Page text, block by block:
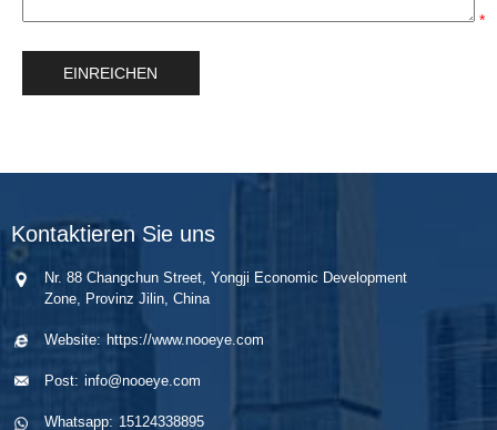
*
Kontaktieren Sie uns
Nr. 88 Changchun Street, Yongji Economic Development
Zone, Provinz Jilin, China
Website: https://www.nooeye.com
Post: info@nooeye.com
Whatsapp: 15124338895